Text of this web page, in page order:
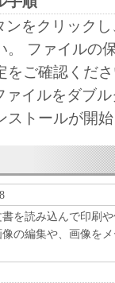
をクリック
。 ファイルの
をご確認くだ
ァイルをダブ
ストールが開
を読み込んで印刷
の編集や、画像を